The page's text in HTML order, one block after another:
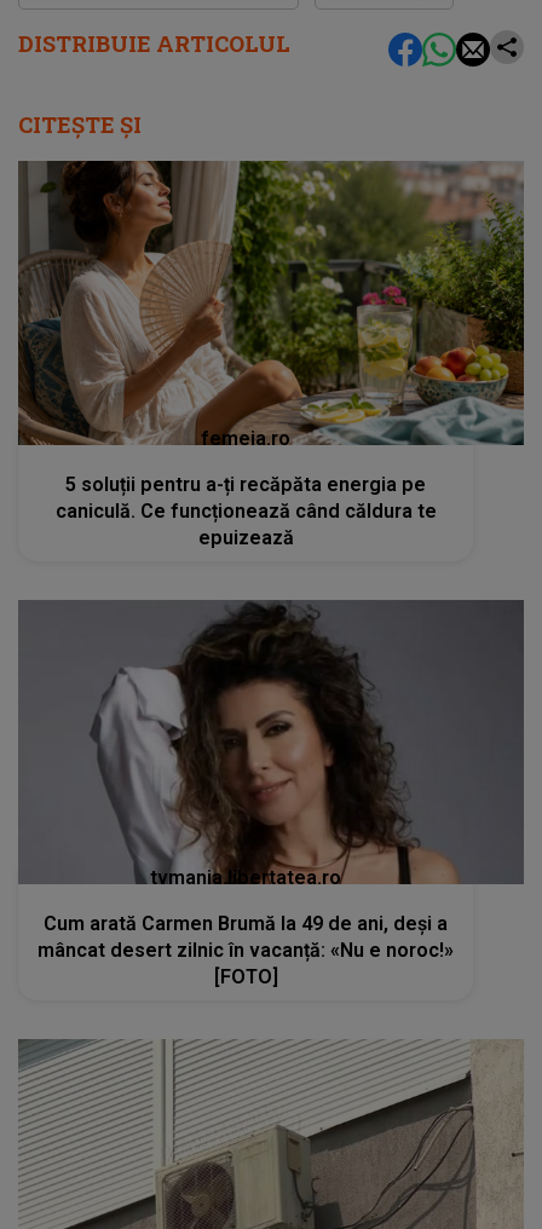
DISTRIBUIE ARTICOLUL
CITEȘTE ȘI
femeia.ro
5 soluții pentru a-ți recăpăta energia pe
caniculă. Ce funcționează când căldura te
epuizează
tvmania.libertatea.ro
Cum arată Carmen Brumă la 49 de ani, deși a
mâncat desert zilnic în vacanță: «Nu e noroc!»
[FOTO]